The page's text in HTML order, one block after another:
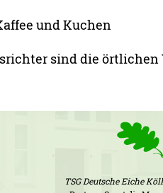
und Kuchen
sind die örtlichen
TSG Deutsche Eiche